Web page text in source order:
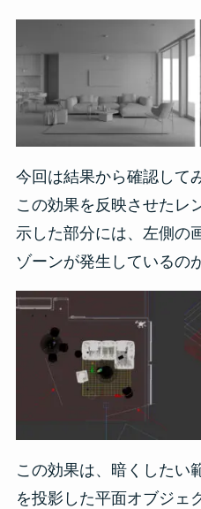
今回は結果から確認して
この効果を反映させたレ
示した部分には、左側の
ゾーンが発生しているの
この効果は、暗くしたい
を投影した平面オブジェ